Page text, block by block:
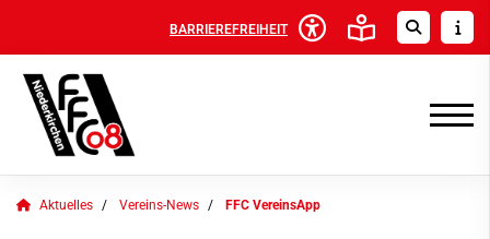
BARRIEREFREIHEIT
Aktuelles Vereins-News FFC VereinsApp